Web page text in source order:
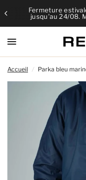
Fermeture
jusqu'au 24/08.
Accueil / Parka bleu